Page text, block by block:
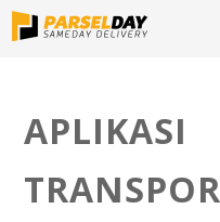
APLIKASI